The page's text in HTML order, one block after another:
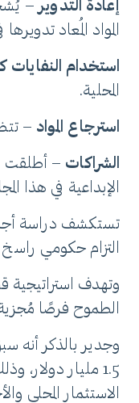
إعادة التدوير
المواد المُعاد
استخدام النفايات
المحلية.
استرجاع المواد – تتضمن
الشراكات – أطلقت
الإبداعية في هذا
تستكشف دراسة
التزام حكومي راسخ
الطموح فرصًا
وجدير بالذكر أنه
1.5 مليار
الاستثمار المحلي